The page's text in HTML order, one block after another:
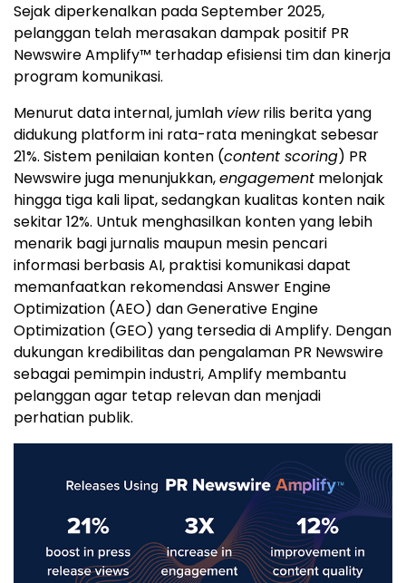
Sejak diperkenalkan pada September 2025,
pelanggan telah merasakan dampak positif PR
Newswire Amplify™ terhadap efisiensi tim dan kinerja
program komunikasi.
Menurut data internal, jumlah viewrilis berita yang
didukung platform ini rata-rata meningkat sebesar
21%. Sistem penilaian konten (content scoring) PR
Newswire juga menunjukkan,engagement melonjak
hingga tiga kali lipat, sedangkan kualitas konten naik
sekitar 12%. Untuk menghasilkan konten yang lebih
menarik bagi jurnalis maupun mesin pencari
informasi berbasis AI, praktisi komunikasi dapat
memanfaatkan rekomendasi Answer Engine
Optimization (AEO) dan Generative Engine
Optimization (GEO) yang tersedia di Amplify. Dengan
dukungan kredibilitas dan pengalaman PR Newswire
sebagai pemimpin industri, Amplify membantu
pelanggan agar tetap relevan dan menjadi
perhatian publik.